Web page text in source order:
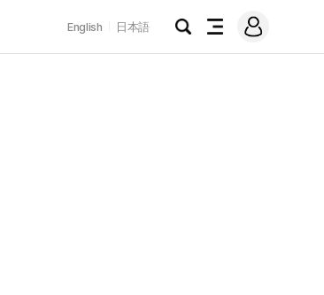
English 日本語
검
전
메
그